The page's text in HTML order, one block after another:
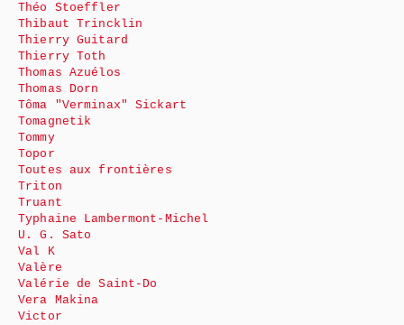
Théo Stoeffler
Thibaut Trincklin
Thierry Guitard
Thierry Toth
Thomas Azuélos
Thomas Dorn
Tôma "Verminax" Sickart
Tomagnetik
Tommy
Topor
Toutes aux frontières
Triton
Truant
Typhaine Lambermont-Michel
U. G. Sato
Val K
Valère
Valérie de Saint-Do
Vera Makina
Victor